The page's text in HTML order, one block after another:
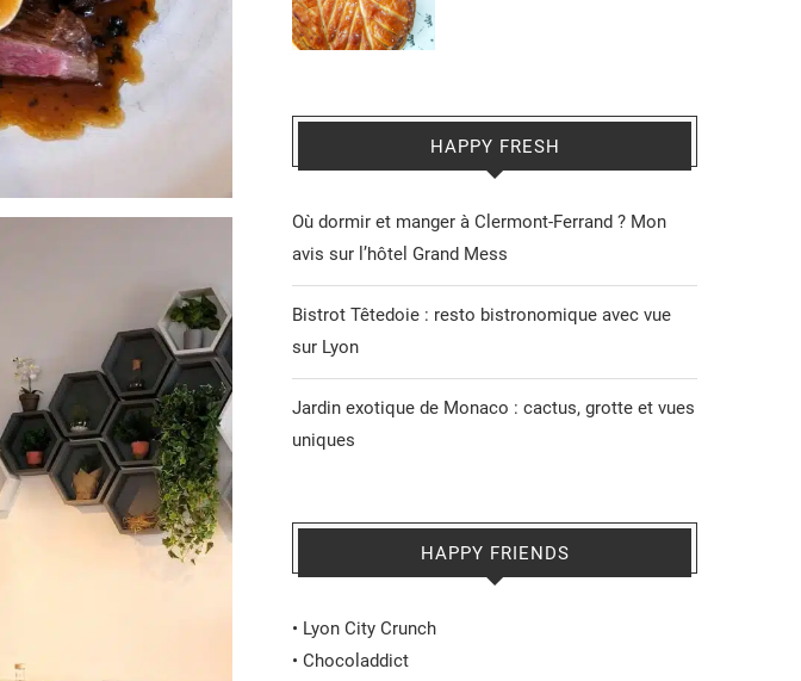
HAPPY FRESH
Où dormir et manger à Clermont-Ferrand ? Mon
avis sur l’hôtel Grand Mess
Bistrot Têtedoie : resto bistronomique avec vue
sur Lyon
Jardin exotique de Monaco : cactus, grotte et vues
uniques
HAPPY FRIENDS
• Lyon City Crunch
• Chocoladdict